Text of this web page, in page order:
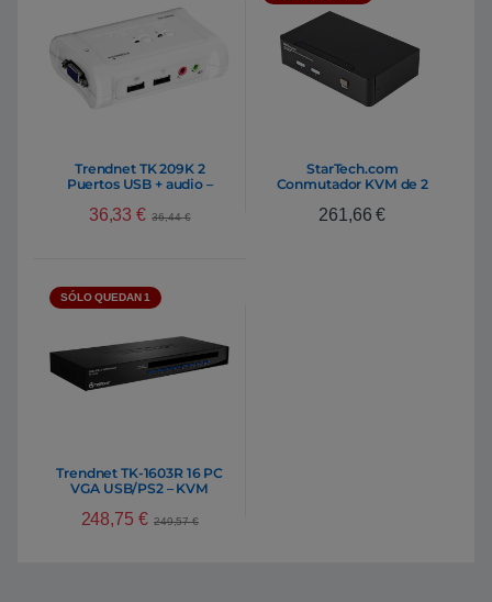
Trendnet TK 209K 2
Puertos USB + audio –
36,33€ 36,44€
StarTech.com
Conmutador KVM de 2
c/Audio
261,66€
SÓLO QUEDAN 1
Trendnet TK-1603R 16 PC
VGA USB/PS2 – KVM
248,75 € 249,57€